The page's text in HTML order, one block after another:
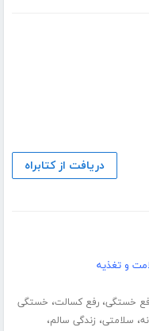
دریافت از کتابراه
و تغذیه
خستگی،رفع کسالت، خستگی
، سلامتی، زندگی سالم،